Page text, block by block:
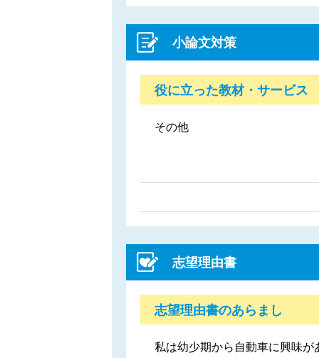
小論文対策
役に立った教材・サービス
その他
志望理由書
志望理由書のあらまし
私は幼少期から自動車に興味